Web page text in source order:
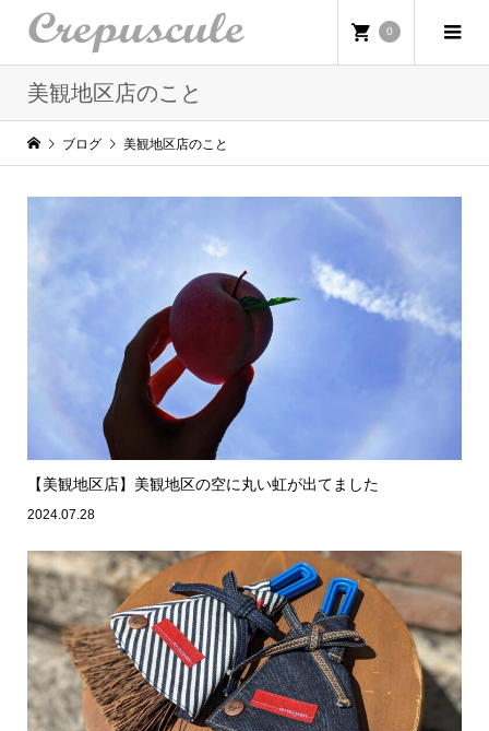
0
美観地区店のこと
ブログ 美観地区店のこと
【美観地区店】美観地区の空に丸い虹が出てました
2024.07.28